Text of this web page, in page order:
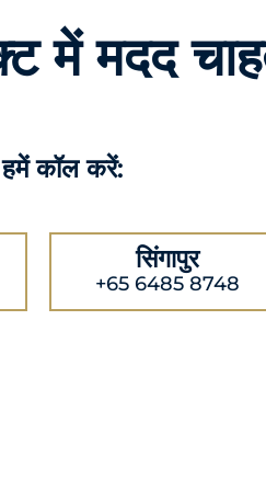
में मदद
कॉल करें:
सिंगापुर
+65 6485 8748